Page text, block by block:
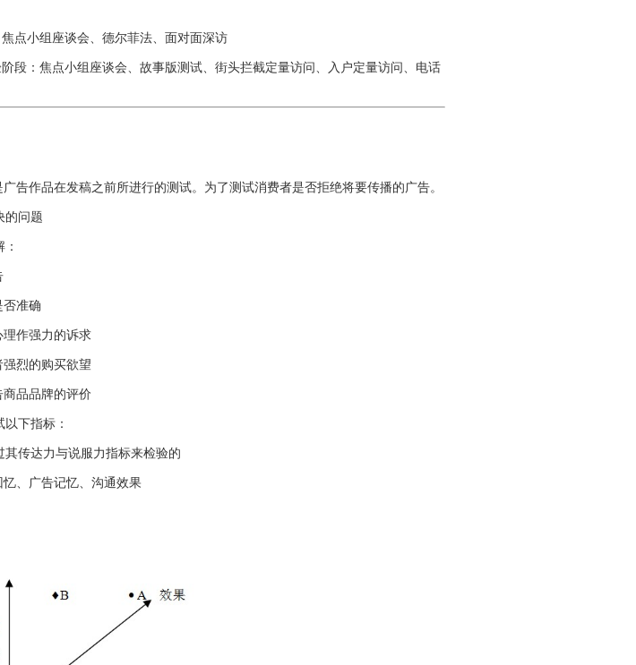
点小组座谈会、德尔菲法、面对面深访
段：焦点小组座谈会、故事版测试、街头拦截定量访问、入户定量访问、电话
作品在发稿之前所进行的测试。为了测试消费者是否拒绝将要传播的广告。
问题
准确
作强力的诉求
烈的购买欲望
品品牌的评价
下指标：
传达力与说服力指标来检验的
广告记忆、沟通效果